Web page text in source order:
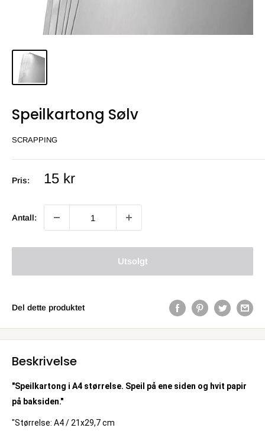
Speilkartong Sølv
SCRAPPING
Pris:
Salgs
15 kr
Antall:
Utsolgt
Del dette produktet
Beskrivelse
"Speilkartong i A4 størrelse. Speil på ene siden og hvit papir
på baksiden."
"Størrelse: A4 / 21x29,7 cm